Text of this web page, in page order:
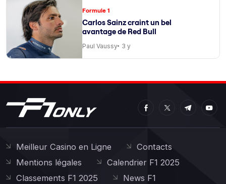
Formule 1
Carlos Sainz craint un bel
avantage de Red Bull
Paul Vaussy 3 y
Meilleur Casino en Ligne
Contacts
Mentions légales
Calendrier F1 2025
Classements F1 2025
News F1